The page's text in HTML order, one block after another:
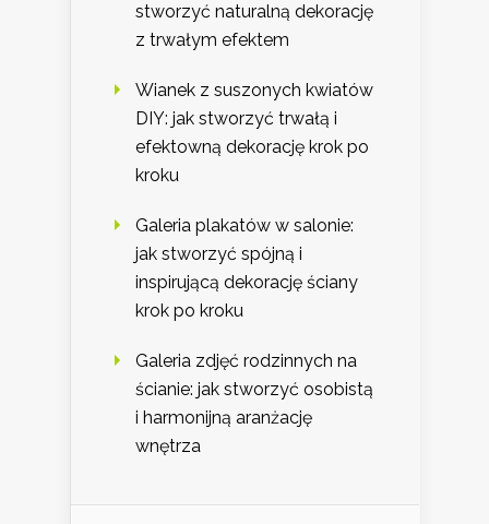
stworzyć naturalną dekorację
z trwałym efektem
Wianek z suszonych kwiatów
DIY: jak stworzyć trwałą i
efektowną dekorację krok po
kroku
Galeria plakatów w salonie:
jak stworzyć spójną i
inspirującą dekorację ściany
krok po kroku
Galeria zdjęć rodzinnych na
ścianie: jak stworzyć osobistą
i harmonijną aranżację
wnętrza